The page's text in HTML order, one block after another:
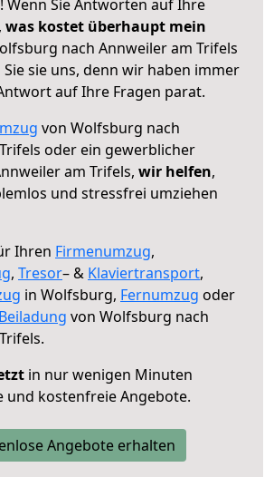
Wenn Sie Antworten auf Ihre
was kostet überhaupt mein
nach Annweiler am Trifels
sie uns, denn wir haben immer
auf Ihre Fragen parat.
von Wolfsburg nach
oder ein gewerblicher
am Trifels, wir helfen,
und stressfrei umziehen
Ihren Firmenumzug,
, Tresor– & Klaviertransport,
in Wolfsburg, Fernumzug oder
Beiladung von Wolfsburg nach
in nur wenigen Minuten
und kostenfreie Angebote.
Angebote erhalten